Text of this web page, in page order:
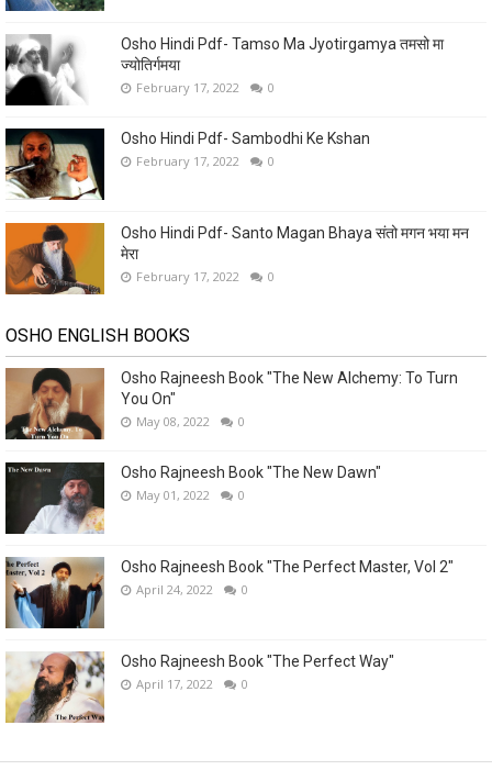
Osho Hindi Pdf- Tamso Ma Jyotirgamya तमसो मा
ज्योतिर्गमया
February 17, 2022 0
Osho Hindi Pdf- Sambodhi Ke Kshan
February 17, 2022 0
Osho Hindi Pdf- Santo Magan Bhaya संतो मगन भया मन
मेरा
February 17, 2022 0
OSHO ENGLISH BOOKS
Osho Rajneesh Book "The New Alchemy: To Turn
You On"
May 08, 2022 0
Osho Rajneesh Book "The New Dawn"
May 01, 2022 0
Osho Rajneesh Book "The Perfect Master, Vol 2"
April 24, 2022 0
Osho Rajneesh Book "The Perfect Way"
April 17, 2022 0